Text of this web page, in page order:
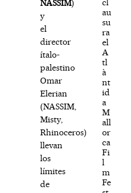
NASSIM)
y
el
director
ítalo-
palestino
Omar
Elerian
(NASSIM,
Misty,
Rhinoceros)
llevan
los
límites
de
cl
au
su
ra
el
A
tl
à
nt
id
a
M
all
or
ca
Fi
l
m
Fe